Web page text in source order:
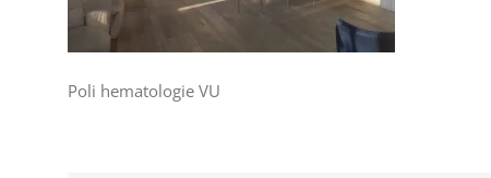
Poli hematologie VU